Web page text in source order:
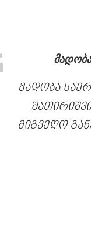
მადობა
მიგვეღო